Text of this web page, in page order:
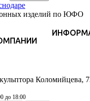
изделий по ЮФО
Коломийцева,
до 18:00